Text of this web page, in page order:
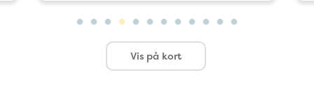
Vis på kort